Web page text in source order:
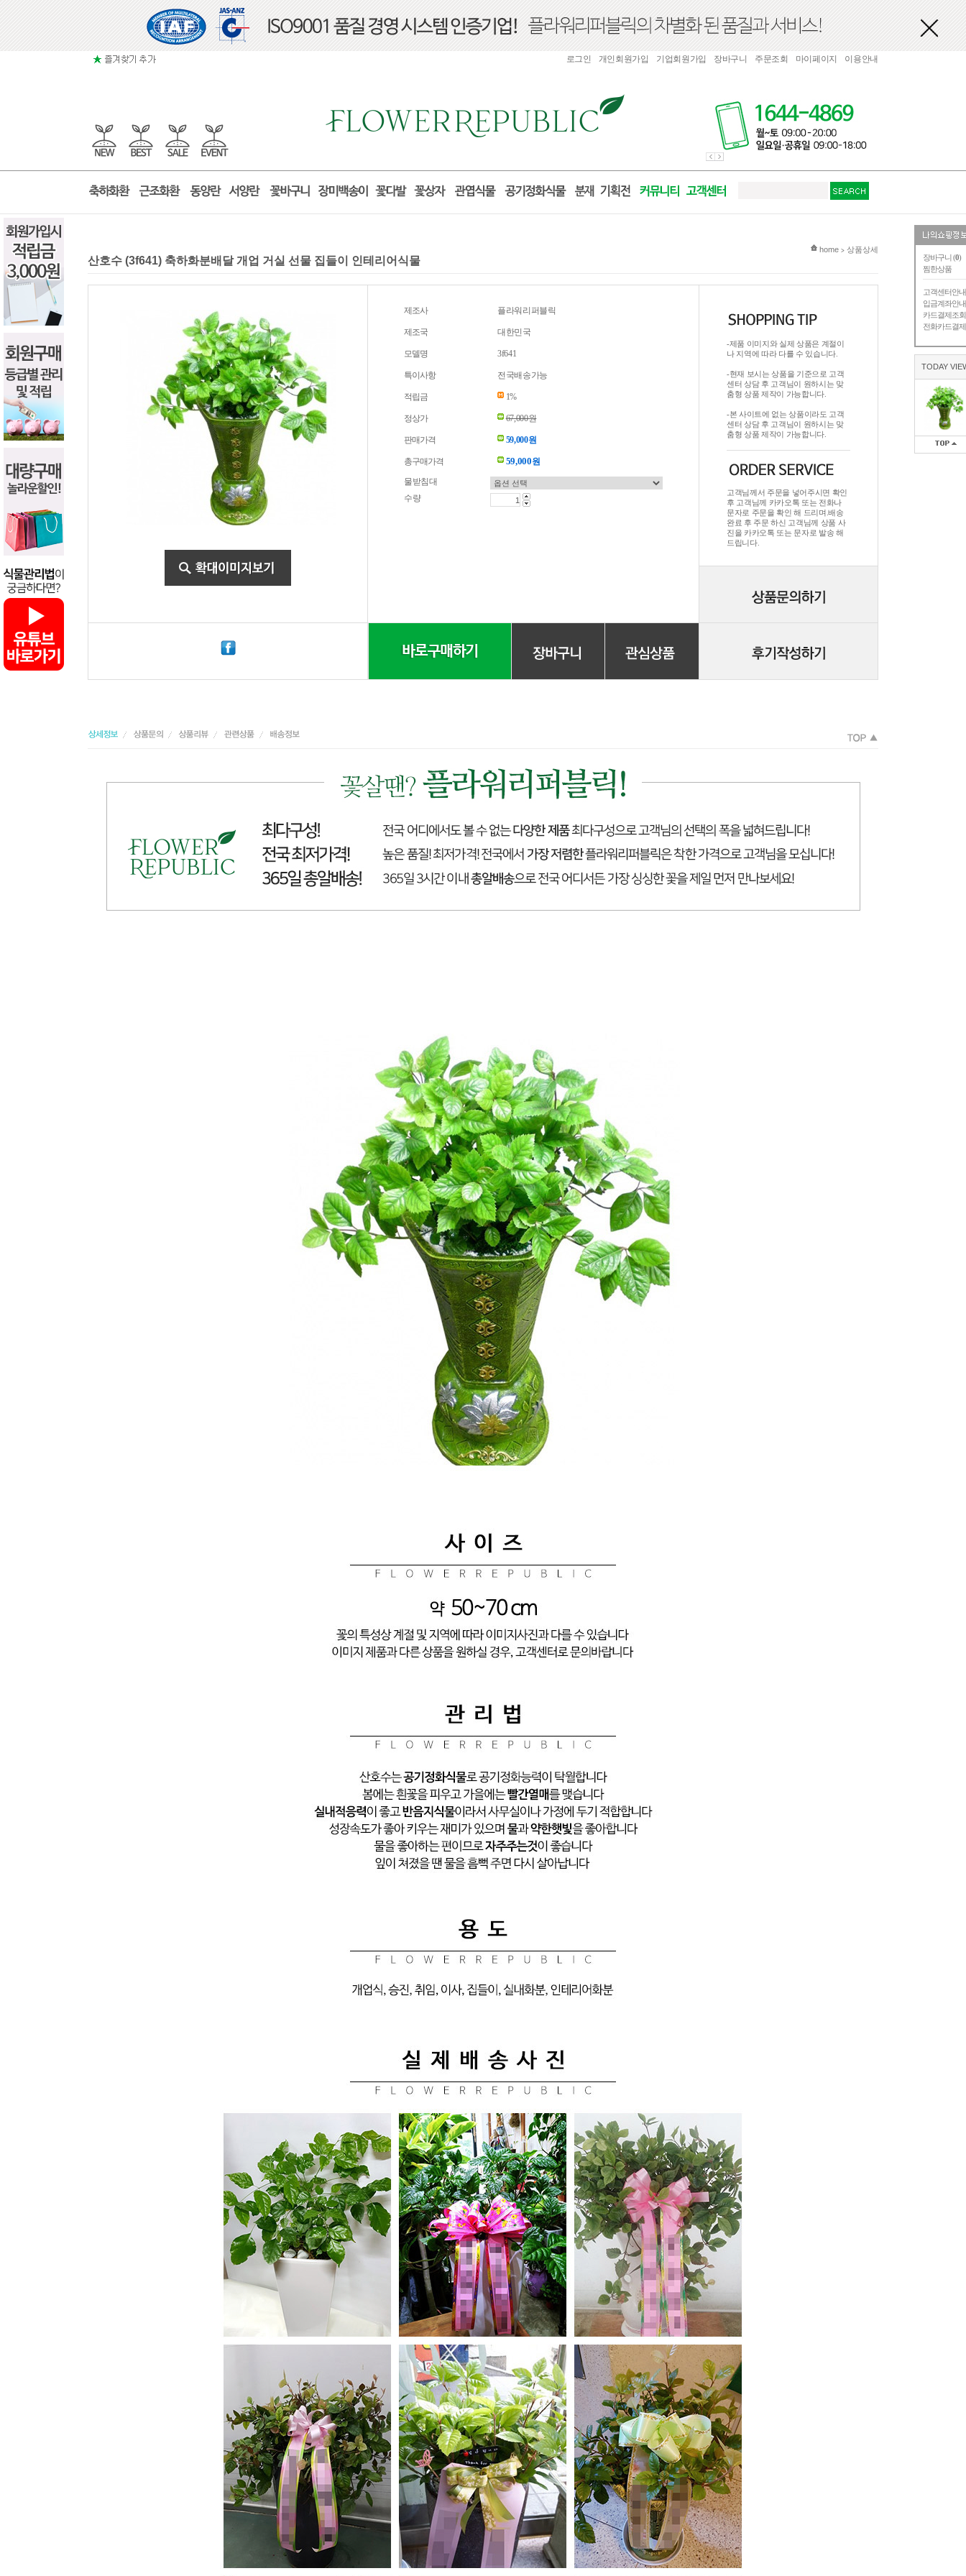
장바구니 (0)
찜한상품
고객센터안내
입금계좌안내
카드결제조회
전화카드결제
TODAY
로그인 개인회원가입 기업회원가입 장바구니 주문조회 마이페이지 이용안내
현재 위치
home > 상품상세
산호수 (3f641) 축하화분배달 개업 거실 선물 집들이 인테리어식물
제조사 플라워리퍼블릭
제조국 대한민국
모델명 3f641
특이사항 전국배송가능
적립금 1%
정상가 67,000원
판매가격 59,000원
총구매가격 59,000원
물받침대
수량
-제품 이미지와 실제 상품은 계절이
나 지역에 따라 다를 수 있습니다.
-현재 보시는 상품을 기준으로 고객
센터 상담 후 고객님이 원하시는 맞
춤형 상품 제작이 가능합니다.
-본 사이트에 없는 상품이라도 고객
센터 상담 후 고객님이 원하시는 맞
춤형 상품 제작이 가능합니다.
고객님께서 주문을 넣어주시면 확인
후 고객님께 카카오톡 또는 전화나
문자로 주문을 확인 해 드리며.배송
완료 후 주문 하신 고객님께 상품 사
진을 카카오톡 또는 문자로 발송 해
드립니다.